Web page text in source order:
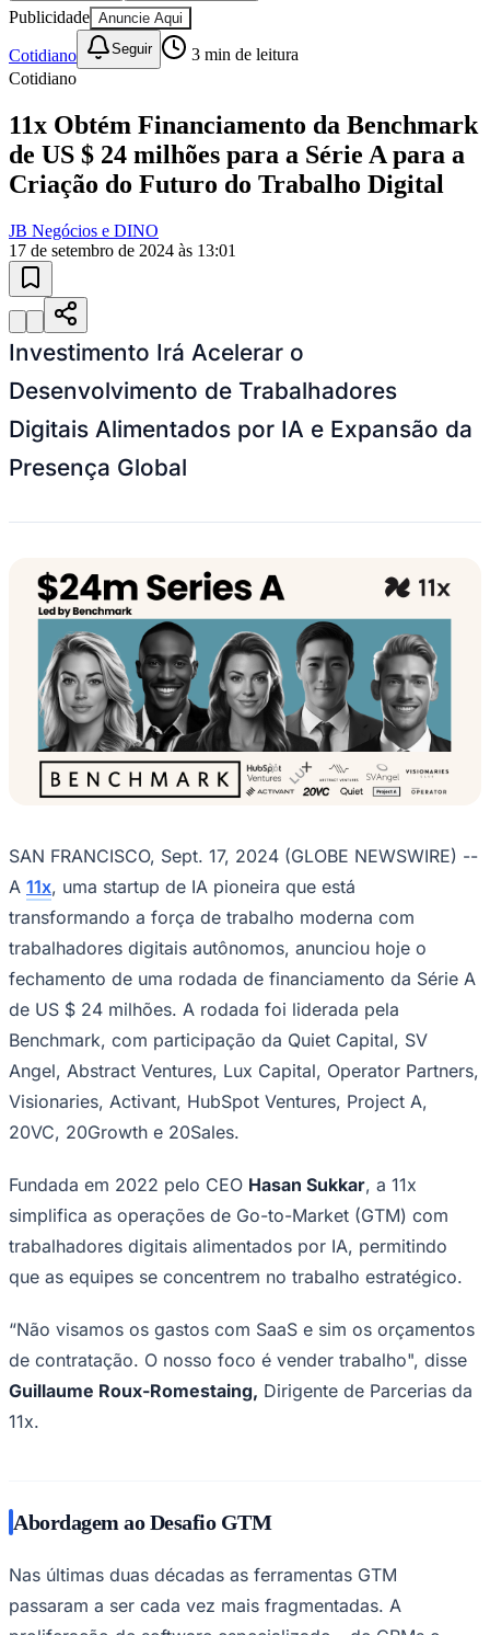
Bragantino
Vitória
10 anos de JBnovo portal confira as novidades
10 anos de JB
Esportes ao Vivo placares e tabelas
atualizadas
Paulistão, Brasileirão, Champions League e mais. Placar em tempo
real, classificação e notícias esportivas.
Newsletter Bom Dia Barueri
Entretenimento Completo
Resultados das Loterias
Esportes ao Vivo
Trânsito em Tempo Real
Clima e Previsão do Tempo
Vagas de Emprego
Portal Pet
Explore Barueri
Guia de Empresas
Seguir
11x Obtém Financiamento da Benchmark
de US $ 24 milhões para a Série A para a
Criação do Futuro do Trabalho Digital
JB Negócios e DINO
17 de setembro de 2024 às 13:01
Desenvolvimento de Trabalhadores
Digitais Alimentados por IA e Expansão da
Presença Global
SAN FRANCISCO, Sept. 17, 2024 (GLOBE NEWSWIRE) --
A11x, uma startup de IA pioneira que está
transformando a força de trabalho moderna com
trabalhadores digitais autônomos, anunciou hoje o
Benchmark, com participação da Quiet Capital, SV
Visionaries, Activant, HubSpot Ventures, Project A,
20VC, 20Growth e 20Sales.